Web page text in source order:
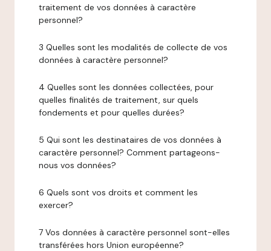
traitement de vos données à caractère
personnel?
3 Quelles sont les modalités de collecte de vos
données à caractère personnel?
4 Quelles sont les données collectées, pour
quelles finalités de traitement, sur quels
fondements et pour quelles durées?
5 Qui sont les destinataires de vos données à
caractère personnel? Comment partageons-
nous vos données?
6 Quels sont vos droits et comment les
exercer?
7 Vos données à caractère personnel sont-elles
transférées hors Union européenne?